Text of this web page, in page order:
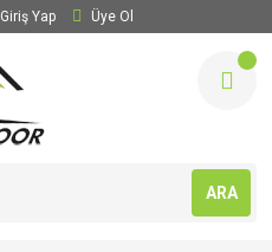
Giriş Yap Üye Ol
ARA